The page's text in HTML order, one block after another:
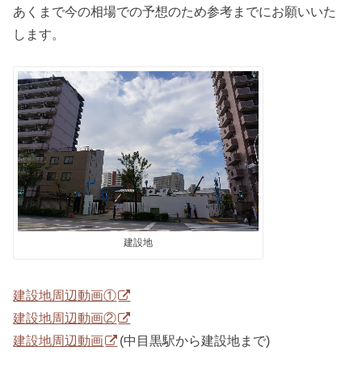
あくまで今の相場での予想のため参考までにお願いいた
します。
建設地
建設地周辺動画①
建設地周辺動画②
建設地周辺動画
(中目黒駅から建設地まで)